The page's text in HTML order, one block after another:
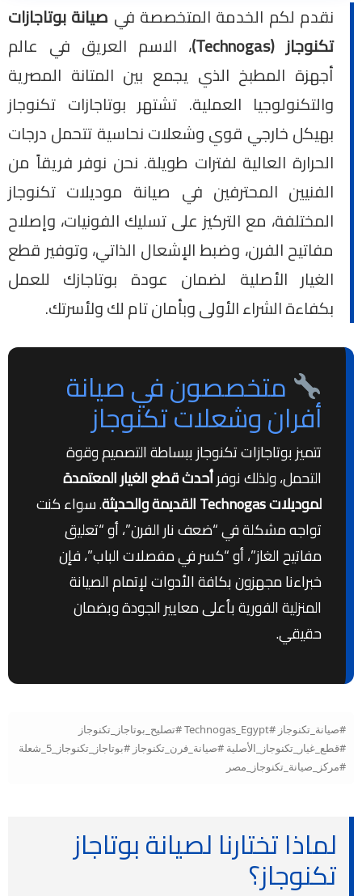
نقدم لكم الخدمة المتخصصة في صيانة بوتاجازات
تكنوجاز (Technogas)
، الاسم العريق في عالم
أجهزة المطبخ الذي يجمع بين المتانة المصرية
والتكنولوجيا العملية. تشتهر بوتاجازات تكنوجاز
بهيكل خارجي قوي وشعلات نحاسية تتحمل درجات
الحرارة العالية لفترات طويلة. نحن نوفر فريقاً من
الفنيين المحترفين في صيانة موديلات تكنوجاز
المختلفة، مع التركيز على تسليك الفونيات، وإصلاح
مفاتيح الفرن، وضبط الإشعال الذاتي، وتوفير قطع
الغيار الأصلية لضمان عودة بوتاجازك للعمل
بكفاءة الشراء الأولى وبأمان تام لك ولأسرتك.
متخصصون في صيانة
أفران وشعلات تكنوجاز
تتميز بوتاجازات تكنوجاز ببساطة التصميم وقوة
التحمل، ولذلك نوفرأحدث قطع الغيار المعتمدة
لموديلات Technogas القديمة والحديثة
. سواء كنت
تواجه مشكلة في “ضعف نار الفرن”، أو “تعليق
مفاتيح الغاز”، أو “كسر في مفصلات الباب”، فإن
خبراءنا مجهزون بكافة الأدوات لإتمام الصيانة
المنزلية الفورية بأعلى معايير الجودة وبضمان
حقيقي.
#صيانة_تكنوجاز #Technogas_Egypt #تصليح_بوتاجاز_تكنوجاز
#قطع_غيار_تكنوجاز_الأصلية #صيانة_فرن_تكنوجاز #بوتاجاز_تكنوجاز_5_شعلة
#مركز_صيانة_تكنوجاز_مصر
لماذا تختارنا لصيانة بوتاجاز
تكنوجاز؟